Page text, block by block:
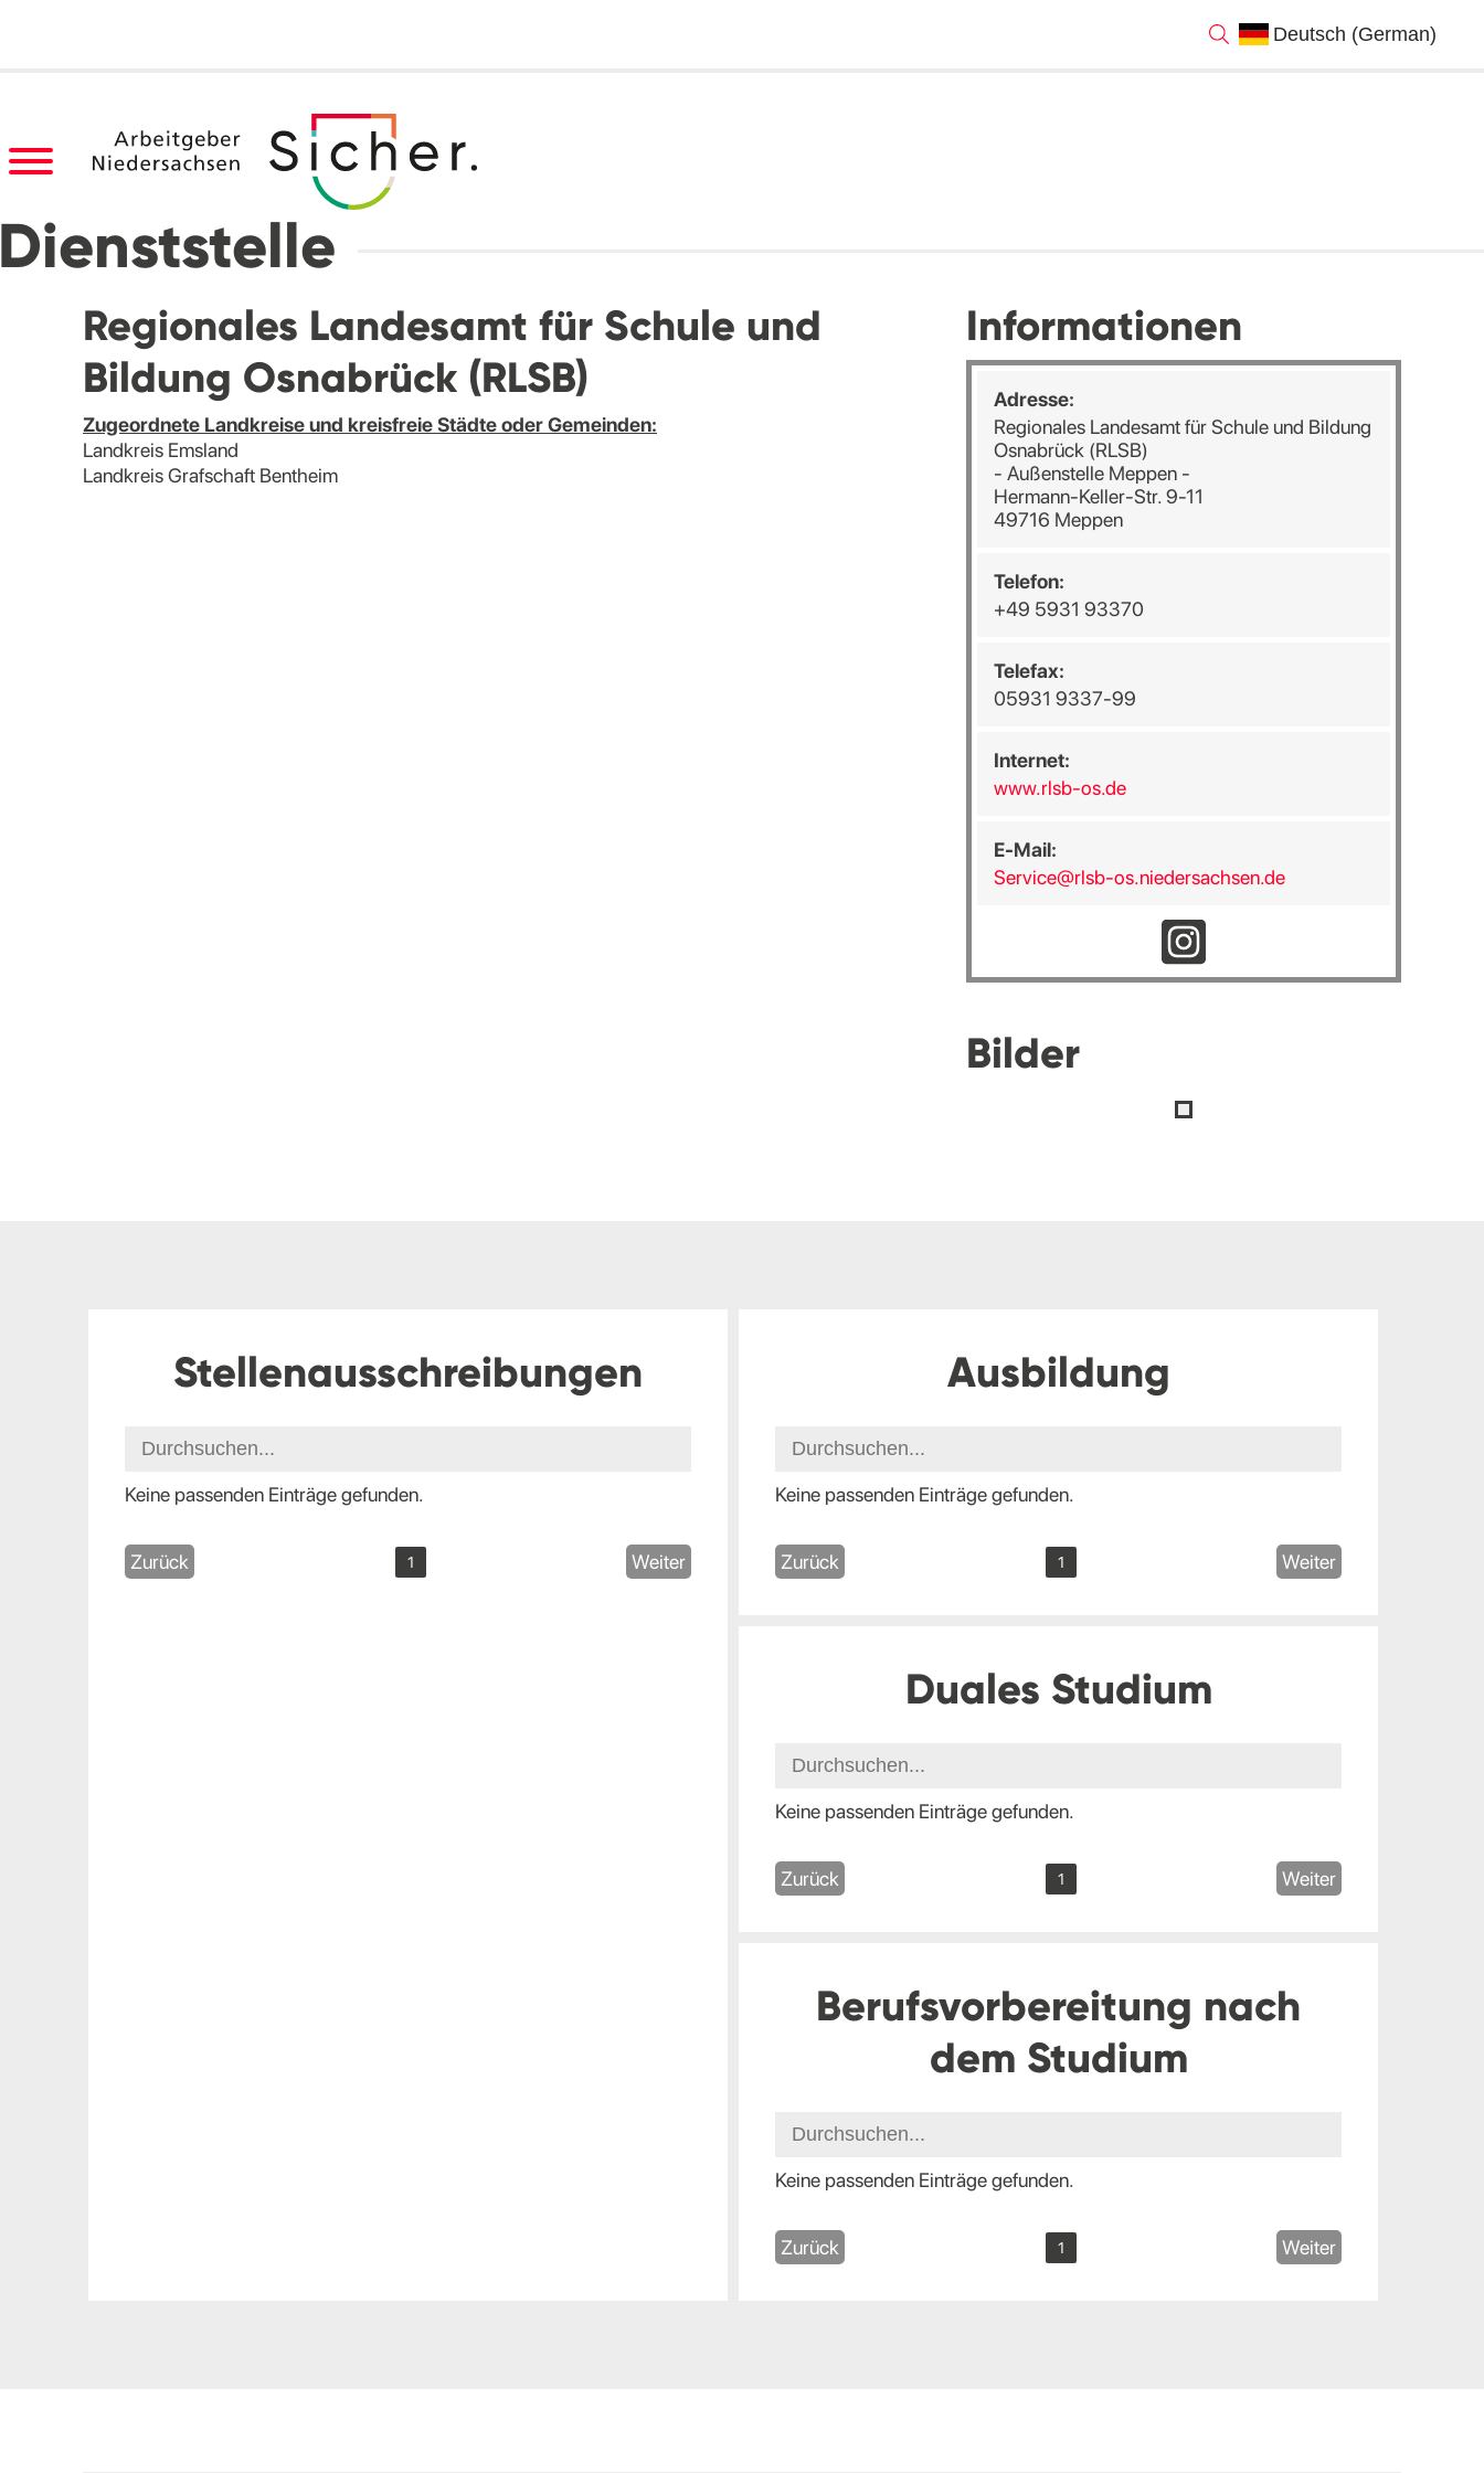
Regionales Landesamt für Schule und
Bildung Osnabrück (RLSB)
Zugeordnete Landkreise und kreisfreie Städte oder Gemeinden:
Landkreis Emsland
Landkreis Grafschaft Bentheim
Informationen
Adresse:
Regionales Landesamt für Schule und Bildung
Osnabrück (RLSB)
- Außenstelle Meppen -
Hermann-Keller-Str. 9-11
49716 Meppen
Telefon:
+49 5931 93370
Telefax:
05931 9337-99
Internet:
www.rlsb-os.de
E-Mail:
Service@rlsb-os.niedersachsen.de
Bilder
Stellenausschreibungen
Keine passenden Einträge gefunden.
Zurück 1 Weiter
Ausbildung
Keine passenden Einträge gefunden.
Zurück 1 Weiter
Duales Studium
Keine passenden Einträge gefunden.
Zurück 1 Weiter
Berufsvorbereitung nach
dem Studium
Keine passenden Einträge gefunden.
Zurück 1 Weiter